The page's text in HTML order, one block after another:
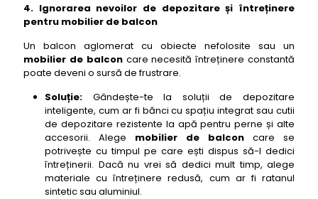
4. Ignorarea nevoilor de depozitare și întreținere
pentru mobilier de balcon
Un balcon aglomerat cu obiecte nefolosite sau un
mobilier de balconcare necesită întreținere constantă
poate deveni o sursă de frustrare.
Soluție: Gândește-te la soluții de depozitare
inteligente, cum ar fi bănci cu spațiu integrat sau cutii
de depozitare rezistente la apă pentru perne și alte
accesorii. Alege mobilier de balcon care se
potrivește cu timpul pe care ești dispus să-l dedici
întreținerii. Dacă nu vrei să dedici mult timp, alege
materiale cu întreținere redusă, cum ar fi ratanul
sintetic sau aluminiul.